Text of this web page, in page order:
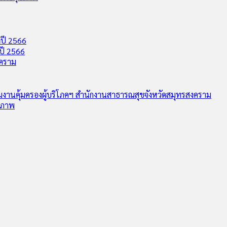
2566
2566
ราม
นคุ้มครองผู้บริโภคฯ สำนักงานสาธารณสุขจังหวัดสมุทรสงคราม
าพ